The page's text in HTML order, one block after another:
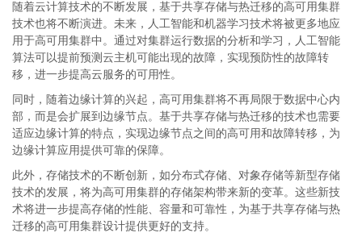
随着云计算技术的不断发展，基于共享存储与热迁移的高可用集群
技术也将不断演进。未来，人工智能和机器学习技术将被更多地应
用于高可用集群中。通过对集群运行数据的分析和学习，人工智能
算法可以提前预测云主机可能出现的故障，实现预防性的故障转
移，进一步提高云服务的可用性。
同时，随着边缘计算的兴起，高可用集群将不再局限于数据中心内
部，而是会扩展到边缘节点。基于共享存储与热迁移的技术也需要
适应边缘计算的特点，实现边缘节点之间的高可用和故障转移，为
边缘计算应用提供可靠的保障。
此外，存储技术的不断创新，如分布式存储、对象存储等新型存储
技术的发展，将为高可用集群的存储架构带来新的变革。这些新技
术将进一步提高存储的性能、容量和可靠性，为基于共享存储与热
迁移的高可用集群设计提供更好的支持。